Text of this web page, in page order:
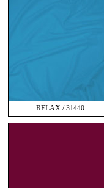
RELAX / 31440